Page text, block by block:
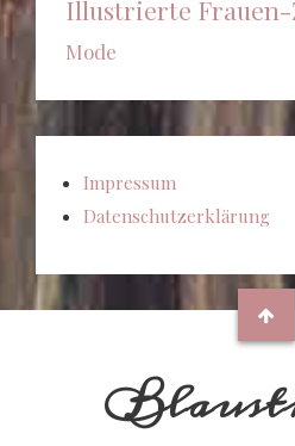
Illustrierte
Mode
Impressum
Datenschutzerklärung